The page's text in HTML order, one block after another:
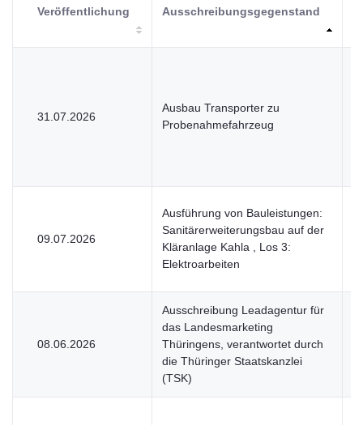
Veröffentlichung Ausschreibungsgegenstand
31.07.2026
Ausbau Transporter zu
Probenahmefahrzeug
09.07.2026
Ausführung von Bauleistungen:
Sanitärerweiterungsbau auf der
Kläranlage Kahla , Los 3:
Elektroarbeiten
08.06.2026
Ausschreibung Leadagentur für
das Landesmarketing
Thüringens, verantwortet durch
die Thüringer Staatskanzlei
(TSK)